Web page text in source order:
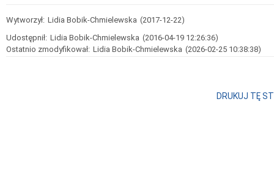
Wytworzył: Lidia Bobik-Chmielewska (2017-12-22)
Udostępnił: Lidia Bobik-Chmielewska (2016-04-19 12:26:36)
Ostatnio zmodyfikował: Lidia Bobik-Chmielewska (2026-02-25 10:38:38)
DRUKUJ TĘ